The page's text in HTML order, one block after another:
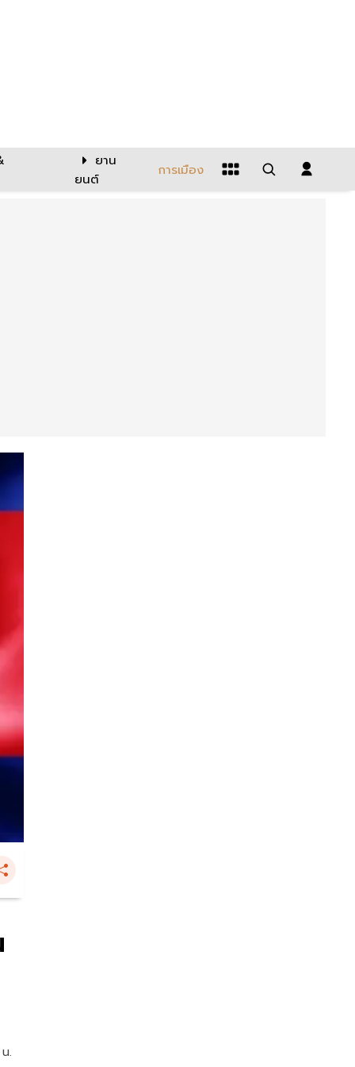
ยาน
ยนต์
การเมือง
.